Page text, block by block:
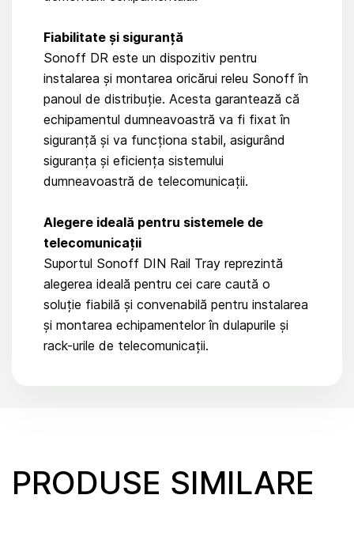
Fiabilitate și siguranță
Sonoff DR este un dispozitiv pentru
instalarea și montarea oricărui releu Sonoff în
panoul de distribuție. Acesta garantează că
echipamentul dumneavoastră va fi fixat în
siguranță și va funcționa stabil, asigurând
siguranța și eficiența sistemului
dumneavoastră de telecomunicații.
Alegere ideală pentru sistemele de
telecomunicații
Suportul Sonoff DIN Rail Tray reprezintă
alegerea ideală pentru cei care caută o
soluție fiabilă și convenabilă pentru instalarea
și montarea echipamentelor în dulapurile și
rack-urile de telecomunicații.
PRODUSE SIMILARE